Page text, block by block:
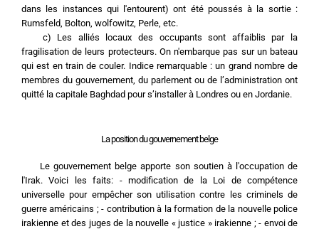
dans les instances qui l'entourent) ont été poussés à la sortie :
Rumsfeld, Bolton, wolfowitz, Perle, etc.
fragilisation de leurs protecteurs. On n'embarque pas sur un bateau
qui est en train de couler. Indice remarquable : un grand nombre de
membres du gouvernement, du parlement ou de l’administration ont
quitté la capitale Baghdad pour s’installer à Londres ou en Jordanie.
La position du gouvernement belge
l'Irak. Voici les faits: - modification de la Loi de compétence
universelle pour empêcher son utilisation contre les criminels de
guerre américains ; - contribution à la formation de la nouvelle police
irakienne et des juges de la nouvelle « justice » irakienne ; - envoi de